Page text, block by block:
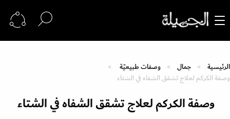
الرئيسية جمال
وصفات طبيعيّة
وصفة الكركم لعلاج تشقق الشفاه في الشتاء
وصفة الكركم لعلاج تشقق الشفاه في الشتاء